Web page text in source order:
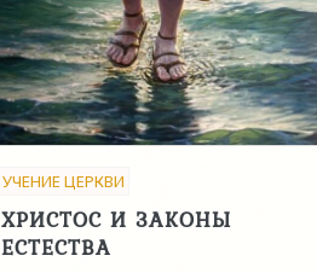
УЧЕНИЕ ЦЕРКВИ
ХРИСТОС И ЗАКОНЫ
ЕСТЕСТВА